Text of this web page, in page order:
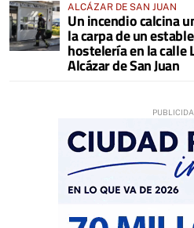
ALCÁZAR DE SAN JUAN
Un incendio calcina
la carpa de un
hostelería en la calle
Alcázar de San Juan